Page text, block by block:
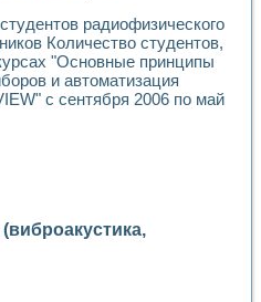
радиофизического
Количество студентов,
"Основные принципы
и автоматизация
с сентября 2006 по май